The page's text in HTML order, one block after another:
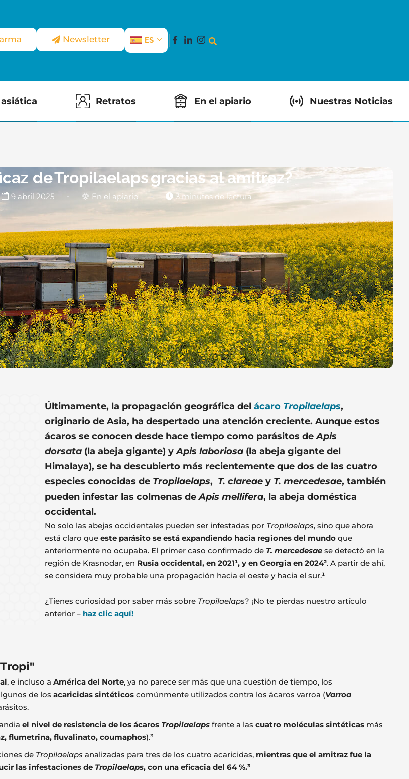
Newsletter ES
Retratos En el apiario Nuestras Noticias
de Tropilaelaps gracias al amitraz?
9 abril 2025 En el apiario 3 minutos de lectura
Últimamente, la propagación geográfica del ácaro Tropilaelaps,
originario de Asia, ha despertado una atención creciente. Aunque estos
ácaros se conocen desde hace tiempo como parásitos deApis
dorsata (la abeja gigante) yApis laboriosa (la abeja gigante del
Himalaya), se ha descubierto más recientemente que dos de las cuatro
especies conocidas de Tropilaelaps, T. clareae y T. mercedesae, también
pueden infestar las colmenas deApis mellifera, la abeja doméstica
occidental.
No solo las abejas occidentales pueden ser infestadas por Tropilaelaps, sino que ahora
está claro que este parásito se está expandiendo hacia regiones del mundo que
anteriormente no ocupaba. El primer caso confirmado de T. mercedesae se detectó en la
región de Krasnodar, en Rusia occidental, en 2021¹, y en Georgia en 2024². A partir de ahí,
se considera muy probable una propagación hacia el oeste y hacia el sur.¹
¿Tienes curiosidad por saber más sobre Tropilaelaps? ¡No te pierdas nuestro artículo
anterior – haz clic aquí!
, e incluso a América del Norte, ya no parece ser más que una cuestión de tiempo, los
de los acaricidas sintéticos comúnmente utilizados contra los ácaros varroa (Varroa
el nivel de resistencia de los ácaros Tropilaelaps frente a las cuatro moléculas sintéticas más
flumetrina, fluvalinato, coumaphos).³
de Tropilaelaps analizadas para tres de los cuatro acaricidas, mientras que el amitraz fue la
las infestaciones de Tropilaelaps, con una eficacia del 64 %.³